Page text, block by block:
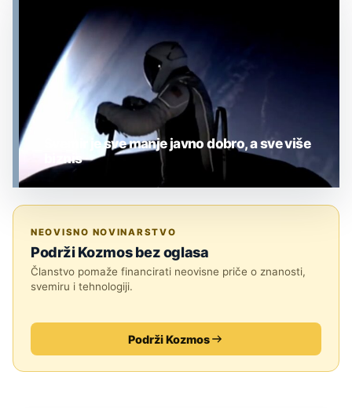
Svemir je sve manje javno dobro, a sve više
biznis
NEOVISNO NOVINARSTVO
Podrži Kozmos bez oglasa
Članstvo pomaže financirati neovisne priče o znanosti,
svemiru i tehnologiji.
Podrži Kozmos